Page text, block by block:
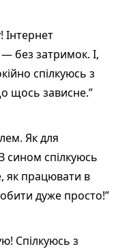
Інтернет
без затримок. І,
спілкуюсь з
щось зависне.”
Як для
сином спілкуюсь
як працювати в
дуже просто!”
Спілкуюсь з